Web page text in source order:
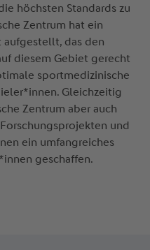
höchsten Standards zu
Zentrum hat ein
aufgestellt, das den
diesem Gebiet gerecht
sportmedizinische
Gleichzeitig
Zentrum aber auch
und
ein umfangreiches
geschaffen.